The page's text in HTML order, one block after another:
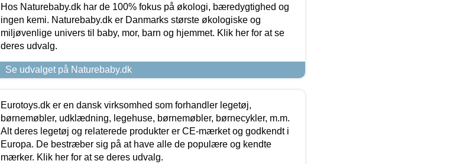
Hos Naturebaby.dk har de 100% fokus på økologi, bæredygtighed og
ingen kemi. Naturebaby.dk er Danmarks største økologiske og
miljøvenlige univers til baby, mor, barn og hjemmet. Klik her for at se
deres udvalg.
Se udvalget på Naturebaby.dk
Eurotoys.dk er en dansk virksomhed som forhandler legetøj,
børnemøbler, udklædning, legehuse, børnemøbler, børnecykler, m.m.
Alt deres legetøj og relaterede produkter er CE-mærket og godkendt i
Europa. De bestræber sig på at have alle de populære og kendte
mærker. Klik her for at se deres udvalg.